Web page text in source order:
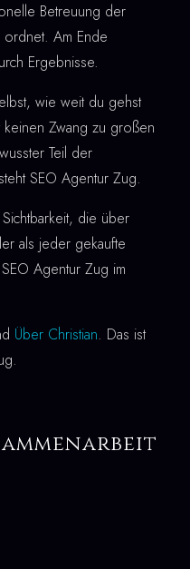
Betreuung der
Am Ende
Ergebnisse.
wie weit du gehst
Zwang zu großen
Teil der
SEO Agentur Zug.
die über
als jeder gekaufte
Agentur Zug im
Über Christian. Das ist